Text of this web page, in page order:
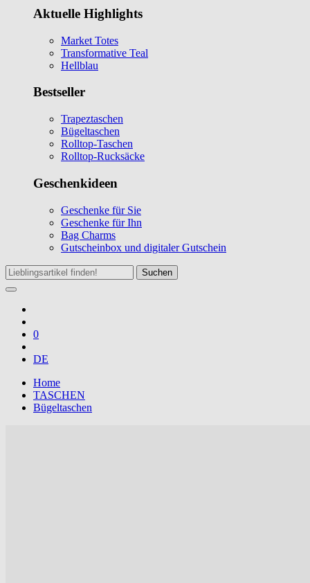
Aktuelle Highlights
Market Totes
Transformative Teal
Hellblau
Bestseller
Trapeztaschen
Bügeltaschen
Rolltop-Taschen
Rolltop-Rucksäcke
Geschenkideen
Geschenke für Sie
Geschenke für Ihn
Bag Charms
Gutscheinbox und digitaler Gutschein
Suchen
0
DE
Home
TASCHEN
Bügeltaschen